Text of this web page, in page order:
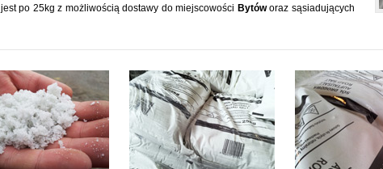
po 25kg z możliwością dostawy do miejscowości Bytóworaz sąsiadujących